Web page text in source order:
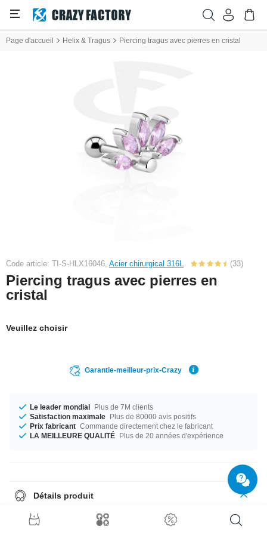
Page d'accueil Helix & Tragus Piercing tragus avec pierres en cristal
Code article: TI-S-HLX16046, Acier chirurgical 316L (33)
Piercing tragus avec pierres en
cristal
Veuillez choisir
Garantie-meilleur-prix-Crazy
Le leader mondial Plus de 7M clients
Satisfaction maximale Plus de 80000 avis positifs
Prix fabricant Commande directement chez le fabricant
LA MEILLEURE QUALITÉ Plus de 20 années d'expérience
Détails produit
Disponible en calibre 1.2 mm. Cet article est disponible dans une
longueur de 6 mm. La taille de la boule est 3 mm. Choisis ta couleur de